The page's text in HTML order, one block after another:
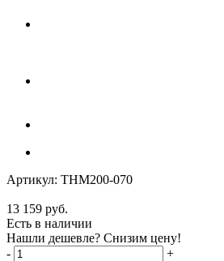
Артикул: THM200-070
13 159 руб.
Есть в наличии
Нашли дешевле? Снизим цену!
-
+